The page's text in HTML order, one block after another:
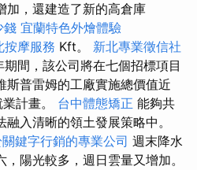
加，還建造了新的高倉庫
錢 宜蘭特色外燴體驗
按摩服務 Kft。 新北專業徵信社
間，該公司將在七個招標項目
斯普雷姆的工廠實施總價值近
計畫。 台中體態矯正 能夠共
入清晰的領土發展策略中。
鍵字行銷的專業公司 週末降水
陽光較多，週日雲量又增加。